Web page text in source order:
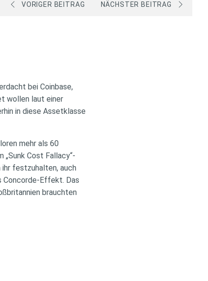
VORIGER BEITRAG NÄCHSTER BEITRAG
bei Coinbase,
wollen laut einer
in diese Assetklasse
mehr als 60
Cost Fallacy“-
festzuhalten, auch
Concorde-Effekt. Das
brauchten